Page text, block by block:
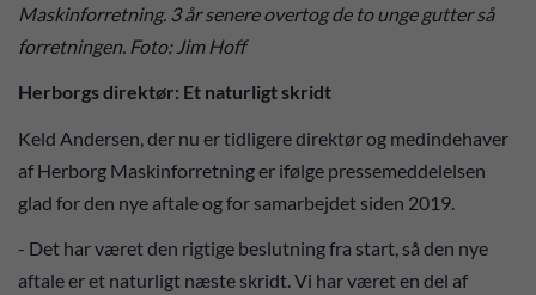
Maskinforretning. 3 år senere overtog de to unge gutter så
forretningen. Foto: Jim Hoff
Herborgs direktør: Et naturligt skridt
Keld Andersen, der nu er tidligere direktør og medindehaver
af Herborg Maskinforretning er ifølge pressemeddelelsen
glad for den nye aftale og for samarbejdet siden 2019.
- Det har været den rigtige beslutning fra start, så den nye
aftale er et naturligt næste skridt. Vi har været en del af